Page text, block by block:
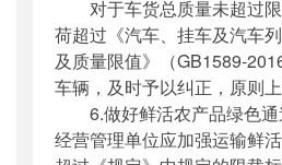
对于车货总质量未超过限
荷超过《汽车、挂车及汽车
及质量限值》（GB1589-
车辆，及时予以纠正，原则上
6.做好鲜活农产品绿色通
经营管理单位应加强运输鲜